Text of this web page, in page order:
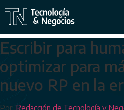
Escribir para
optimizar para
nuevo RP en la
Por: Redacción de Tecnología y